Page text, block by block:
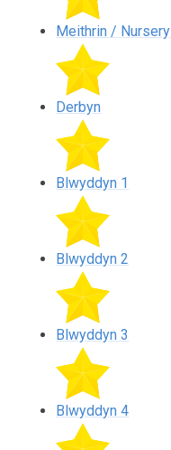
Meithrin / Nursery
Derbyn
Blwyddyn 1
Blwyddyn 2
Blwyddyn 3
Blwyddyn 4